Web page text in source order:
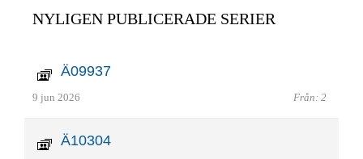
NYLIGEN PUBLICERADE SERIER
Ä09937
9 jun 2026 Från: 2
Ä10304